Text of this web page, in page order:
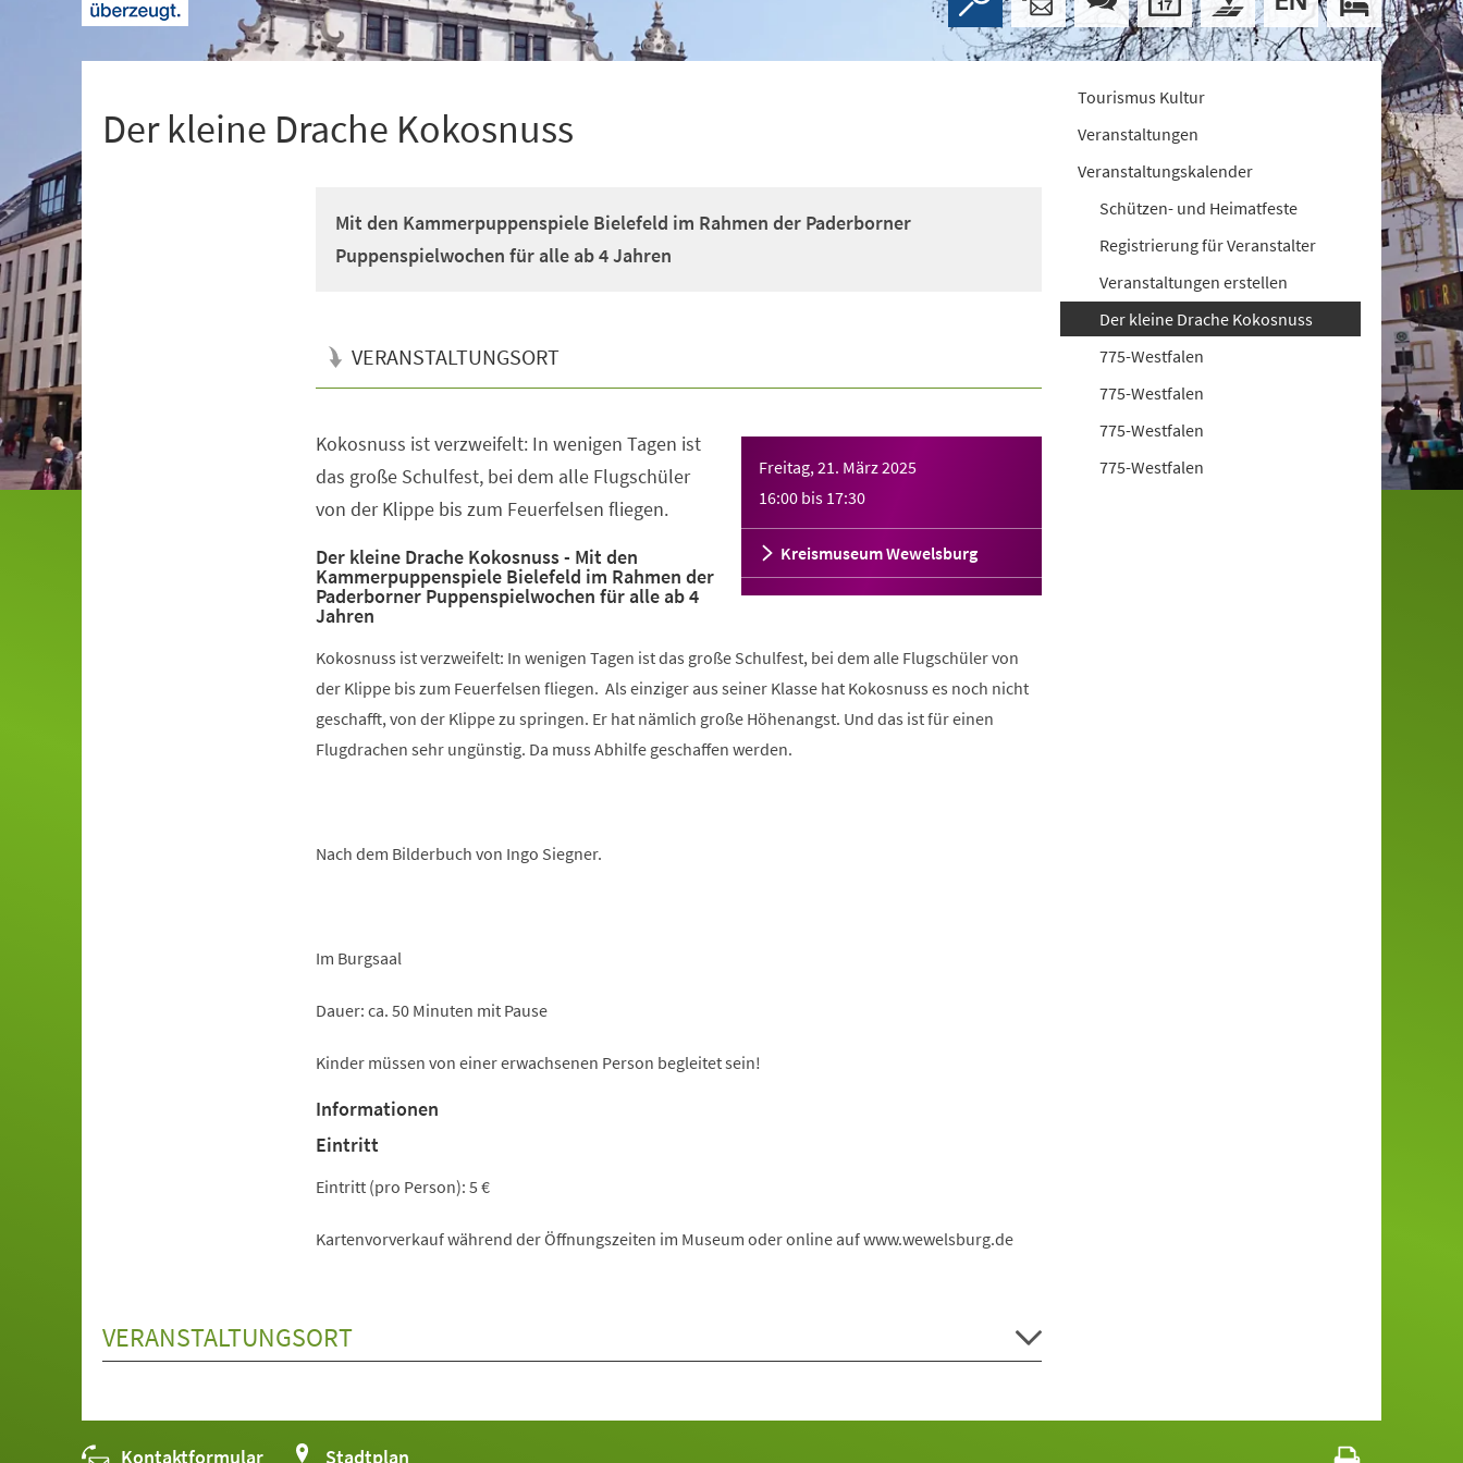
Der kleine Drache Kokosnuss
Mit den Kammerpuppenspiele Bielefeld im Rahmen der Paderborner
Puppenspielwochen für alle ab 4 Jahren
VERANSTALTUNGSORT
Freitag, 21. März 2025
16:00 bis 17:30
Kreismuseum Wewelsburg
Kokosnuss ist verzweifelt: In wenigen Tagen ist
das große Schulfest, bei dem alle Flugschüler
von der Klippe bis zum Feuerfelsen fliegen.
Der kleine Drache Kokosnuss - Mit den
Kammerpuppenspiele Bielefeld im Rahmen der
Paderborner Puppenspielwochen für alle ab 4
Jahren
Kokosnuss ist verzweifelt: In wenigen Tagen ist das große Schulfest, bei dem alle Flugschüler von
der Klippe bis zum Feuerfelsen fliegen. Als einziger aus seiner Klasse hat Kokosnuss es noch nicht
geschafft, von der Klippe zu springen. Er hat nämlich große Höhenangst. Und das ist für einen
Flugdrachen sehr ungünstig. Da muss Abhilfe geschaffen werden.
Nach dem Bilderbuch von Ingo Siegner.
Im Burgsaal
Dauer: ca. 50 Minuten mit Pause
Kinder müssen von einer erwachsenen Person begleitet sein!
Informationen
Eintritt
Eintritt (pro Person): 5 €
Kartenvorverkauf während der Öffnungszeiten im Museum oder online auf www.wewelsburg.de
VERANSTALTUNGSORT
Tourismus Kultur
Veranstaltungen
Veranstaltungskalender
Schützen- und Heimatfeste
Registrierung für Veranstalter
Veranstaltungen erstellen
Der kleine Drache Kokosnuss
775-Westfalen
775-Westfalen
775-Westfalen
775-Westfalen
Kontaktformular Stadtplan
(Öffnet